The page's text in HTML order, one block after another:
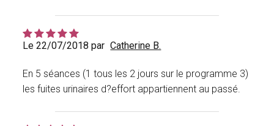
Le 22/07/2018 par Catherine B.
En 5 séances (1 tous les 2 jours sur le programme 3)
les fuites urinaires d?effort appartiennent au passé.